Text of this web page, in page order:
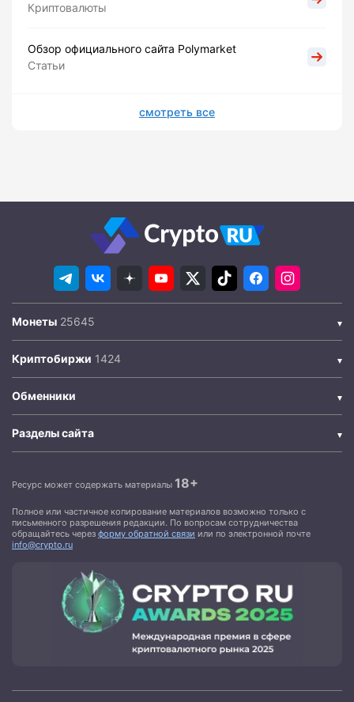
Криптовалюты
Обзор официального сайта Polymarket
Статьи
смотреть все
Монеты
Криптобиржи
Обменники
Разделы сайта
Ресурс может содержать материалы 18+
Полное или частичное копирование материалов возможно только с
письменного разрешения редакции. По вопросам сотрудничества
обращайтесь через форму обратной связи или по электронной почте
info@crypto.ru